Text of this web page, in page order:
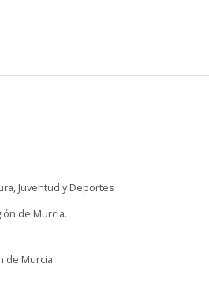
Juventud y Deportes
de Murcia.
de Murcia